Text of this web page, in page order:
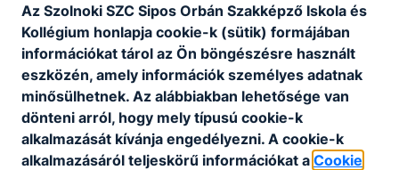
Partnereink
Az Szolnoki SZC Sipos Orbán Szakképző Iskola és
Kollégium honlapja cookie-k (sütik) formájában
információkat tárol az Ön böngészésre használt
eszközén, amely információk személyes adatnak
minősülhetnek. Az alábbiakban lehetősége van
dönteni arról, hogy mely típusú cookie-k
alkalmazását kívánja engedélyezni. A cookie-k
alkalmazásáról teljeskörű információkat a Cookie